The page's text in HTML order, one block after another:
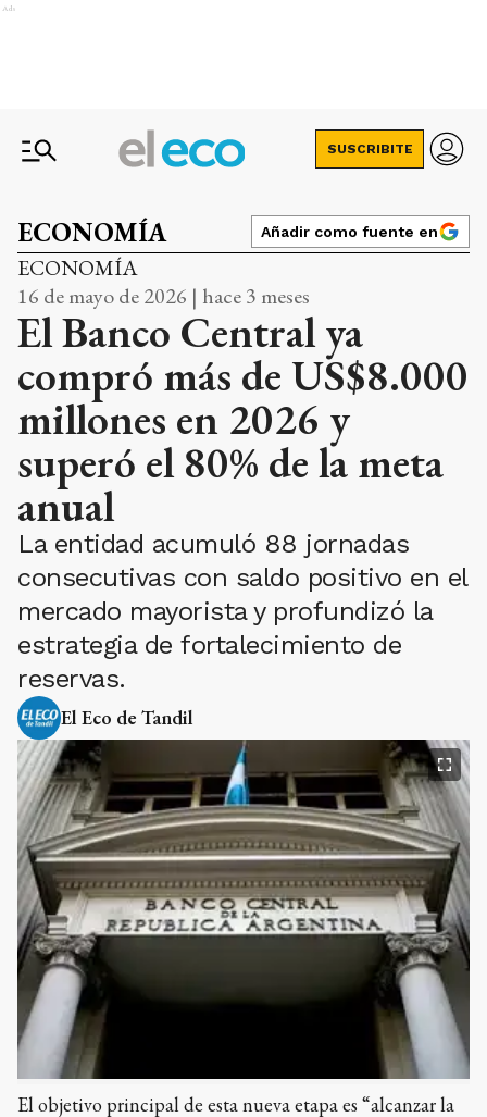
Ads
SUSCRIBITE
ECONOMÍA Añadir como fuente en
ECONOMÍA
16 de mayo de 2026 | hace 3 meses
El Banco Central ya
compró más de US$8.000
millones en 2026 y
superó el 80% de la meta
anual
La entidad acumuló 88 jornadas
consecutivas con saldo positivo en el
mercado mayorista y profundizó la
estrategia de fortalecimiento de
reservas.
El Eco de Tandil
El objetivo principal de esta nueva etapa es “alcanzar la